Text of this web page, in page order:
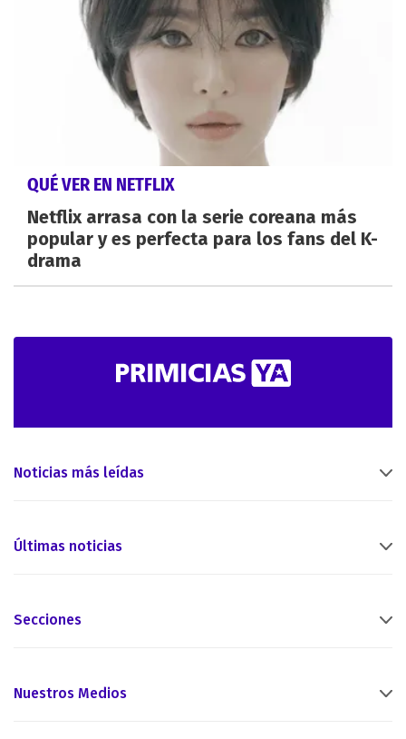
QUÉ VER EN NETFLIX
Netflix arrasa con la serie coreana más
popular y es perfecta para los fans del K-
drama
Noticias más leídas
Últimas noticias
Secciones
Nuestros Medios